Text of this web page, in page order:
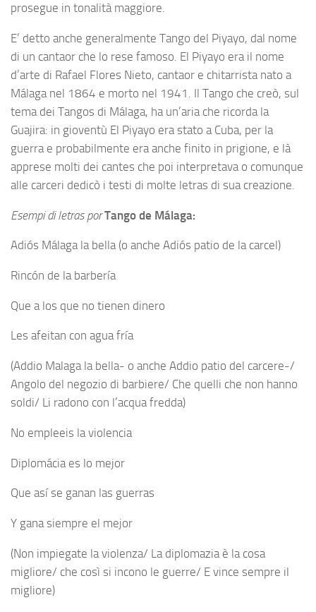
prosegue in tonalità maggiore.
E’ detto anche generalmente Tango del Piyayo, dal nome
di un cantaor che lo rese famoso. El Piyayo era il nome
d’arte di Rafael Flores Nieto, cantaor e chitarrista nato a
Málaga nel 1864 e morto nel 1941. Il Tango che creò, sul
tema dei Tangos di Málaga, ha un’aria che ricorda la
Guajira: in gioventù El Piyayo era stato a Cuba, per la
guerra e probabilmente era anche finito in prigione, e là
apprese molti dei cantes che poi interpretava o comunque
alle carceri dedicò i testi di molte letras di sua creazione.
Esempi di letras porTango de Málaga:
Adiós Málaga la bella (o anche Adiós patio de la carcel)
Rincón de la barbería
Que a los que no tienen dinero
Les afeitan con agua fría
(Addio Malaga la bella- o anche Addio patio del carcere-/
Angolo del negozio di barbiere/ Che quelli che non hanno
soldi/ Li radono con l’acqua fredda)
No empleeis la violencia
Diplomácia es lo mejor
Que así se ganan las guerras
Y gana siempre el mejor
(Non impiegate la violenza/ La diplomazia è la cosa
migliore/ che così si incono le guerre/ E vince sempre il
migliore)